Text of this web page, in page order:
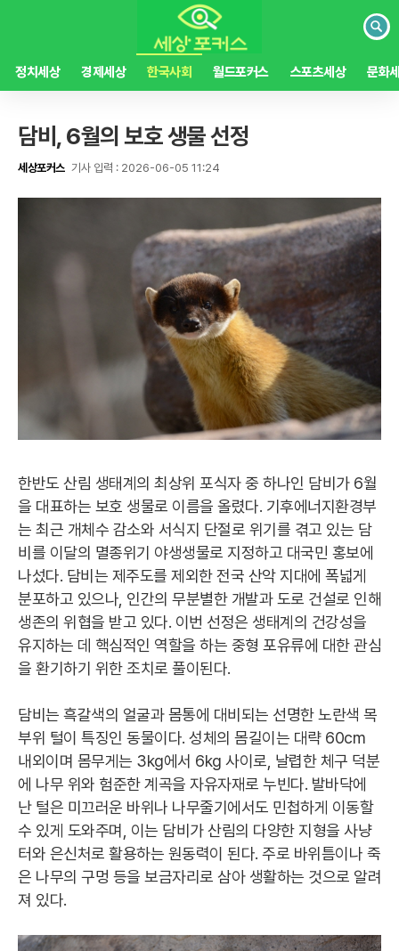
검
정치세상 경제세상 한국사회 월드포커스 스포츠세상 문화
담비, 6월의 보호 생물 선정
세상포커스 기사 입력 : 2026-06-05 11:24
한반도 산림 생태계의 최상위 포식자 중 하나인 담비가 6월
을 대표하는 보호 생물로 이름을 올렸다. 기후에너지환경부
는 최근 개체수 감소와 서식지 단절로 위기를 겪고 있는 담
비를 이달의 멸종위기 야생생물로 지정하고 대국민 홍보에
나섰다. 담비는 제주도를 제외한 전국 산악 지대에 폭넓게
분포하고 있으나, 인간의 무분별한 개발과 도로 건설로 인해
생존의 위협을 받고 있다. 이번 선정은 생태계의 건강성을
유지하는 데 핵심적인 역할을 하는 중형 포유류에 대한 관심
을 환기하기 위한 조치로 풀이된다.
담비는 흑갈색의 얼굴과 몸통에 대비되는 선명한 노란색 목
부위 털이 특징인 동물이다. 성체의 몸길이는 대략 60cm
내외이며 몸무게는 3kg에서 6kg 사이로, 날렵한 체구 덕분
에 나무 위와 험준한 계곡을 자유자재로 누빈다. 발바닥에
난 털은 미끄러운 바위나 나무줄기에서도 민첩하게 이동할
수 있게 도와주며, 이는 담비가 산림의 다양한 지형을 사냥
터와 은신처로 활용하는 원동력이 된다. 주로 바위틈이나 죽
은 나무의 구멍 등을 보금자리로 삼아 생활하는 것으로 알려
져 있다.